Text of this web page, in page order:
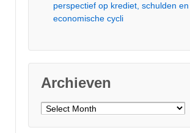
perspectief op krediet, schulden en
economische cycli
Archieven
Archieven